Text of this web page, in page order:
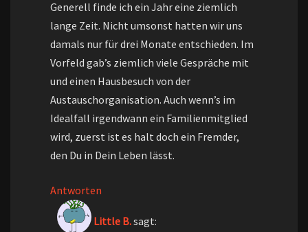
Generell finde ich ein Jahr eine ziemlich
lange Zeit. Nicht umsonst hatten wir uns
damals nur für drei Monate entschieden. Im
Vorfeld gab’s ziemlich viele Gespräche mit
und einen Hausbesuch von der
Austauschorganisation. Auch wenn’s im
Idealfall irgendwann ein Familienmitglied
wird, zuerst ist es halt doch ein Fremder,
den Du in Dein Leben lässt.
Antworten
Little B.sagt: